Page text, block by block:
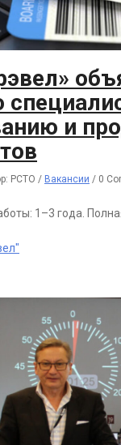
и
РСТО / Вакансии / 0
1–3 года.